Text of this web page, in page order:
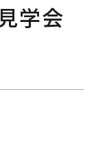
学会